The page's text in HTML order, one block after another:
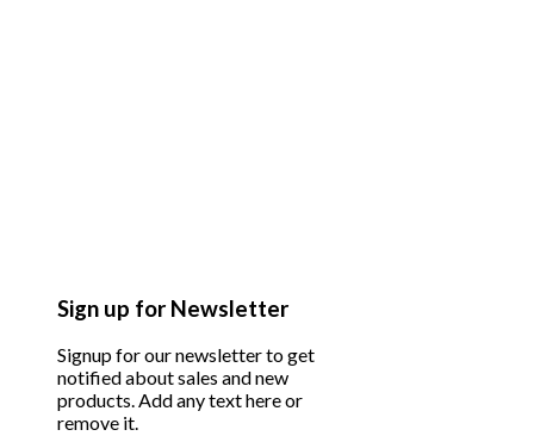
Sign up for Newsletter
Signup for our newsletter to get
notified about sales and new
products. Add any text here or
remove it.